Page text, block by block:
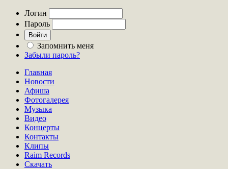
Логин
Пароль
Запомнить меня
Забыли пароль?
Главная
Новости
Афиша
Фотогалерея
Музыка
Видео
Концерты
Контакты
Клипы
Raim Records
Скачать